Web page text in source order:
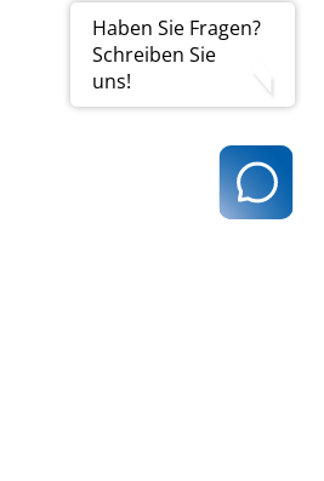
Haben Sie Fragen?
Schreiben Sie
uns!